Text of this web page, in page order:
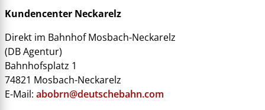
Kundencenter Neckarelz
Direkt im Bahnhof Mosbach-Neckarelz
(DB Agentur)
Bahnhofsplatz 1
74821 Mosbach-Neckarelz
E-Mail: abobrn@deutschebahn.com